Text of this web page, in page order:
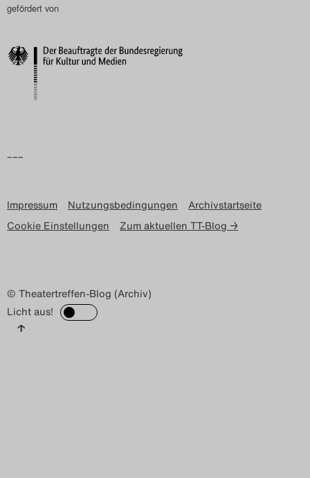
gefördert von
–––
Impressum Nutzungsbedingungen
Archivstartseite
Cookie Einstellungen
Zum aktuellen TT-Blog →
© Theatertreffen-Blog (Archiv)
Licht aus!
↑